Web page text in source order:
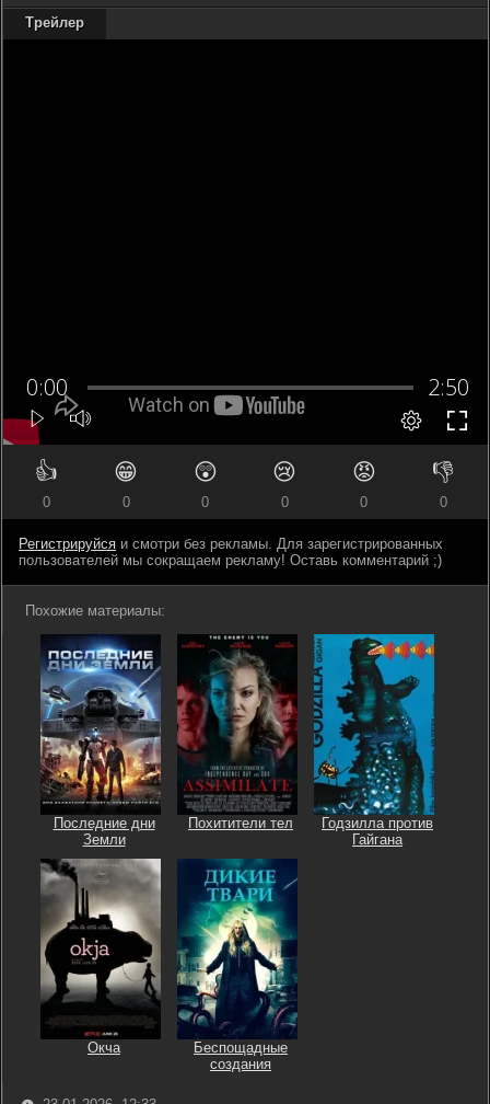
Трейлер
👍
0
😁
0
😲
0
😢
0
😡
0
👎
0
Регистрируйся и смотри без рекламы. Для зарегистрированных
пользователей мы сокращаем рекламу! Оставь комментарий ;)
Похожие материалы:
Последние дни
Земли
Похитители тел
Годзилла против
Гайгана
Окча
Беспощадные
создания